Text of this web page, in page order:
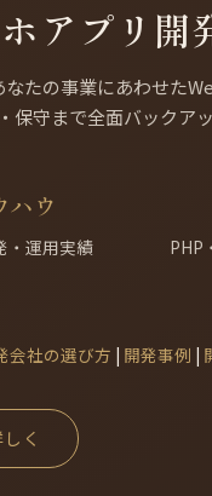
アプリ開
たの事業にあわせた
守まで全面バックアッ
ハウ
・運用実績
PHP
会社の選び方 | 開発事例 |
く